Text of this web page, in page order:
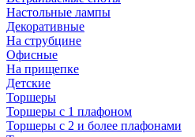
Настольные лампы
Декоративные
На струбцине
Офисные
На прищепке
Детские
Торшеры
Торшеры с 1 плафоном
Торшеры с 2 и более плафонами